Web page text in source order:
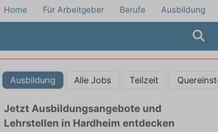
Home Für Arbeitgeber Berufe Ausbildung
Ausbildung Alle Jobs Teilzeit
Jetzt Ausbildungsangebote und
Lehrstellen in Hardheim entdecken